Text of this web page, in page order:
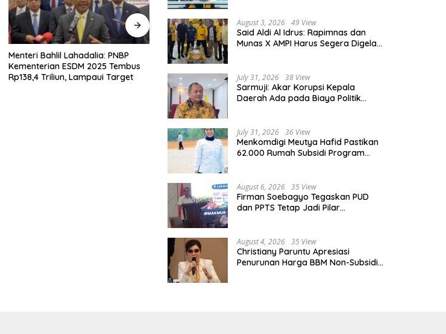
Menteri Bahlil Lahadalia: PNBP
Kementerian ESDM 2025 Tembus
Rp138,4 Triliun, Lampaui Target
Menteri P2MI Mukhtarudin
Targetkan SMK Go Global Cetak
500 Ribu Talenta Kerja ke Luar
Negeri
Ibu Hamil dan Balita
August 3, 2026 49 View
Said Aldi Al Idrus: Rapimnas dan
Munas X AMPI Harus Segera Digelar
July 31, 2026 38 View
Sarmuji: Akar Korupsi Kepala
Daerah Ada pada Biaya Politik
July 31, 2026 36 View
Menkomdigi Meutya Hafid Pastikan
62.000 Rumah Subsidi Program
August 6, 2026 35 View
Firman Soebagyo Tegaskan PUD
dan PPTS Tetap Jadi Pilar
August 4, 2026 35 View
Christiany Paruntu Apresiasi
Penurunan Harga BBM Non-Subsidi,